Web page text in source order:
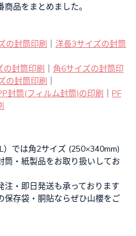
品をまとめました。
の封筒印刷
洋長3サイズの封筒
の封筒印刷
角6サイズの封筒印
の封筒印刷
封筒(フィルム封筒)の印刷
PF
では角2サイズ (250×340mm)
筒・紙製品をお取り扱いしてお
注・即日発送も承っております
保存袋・胴貼ならぜひ山櫻をご